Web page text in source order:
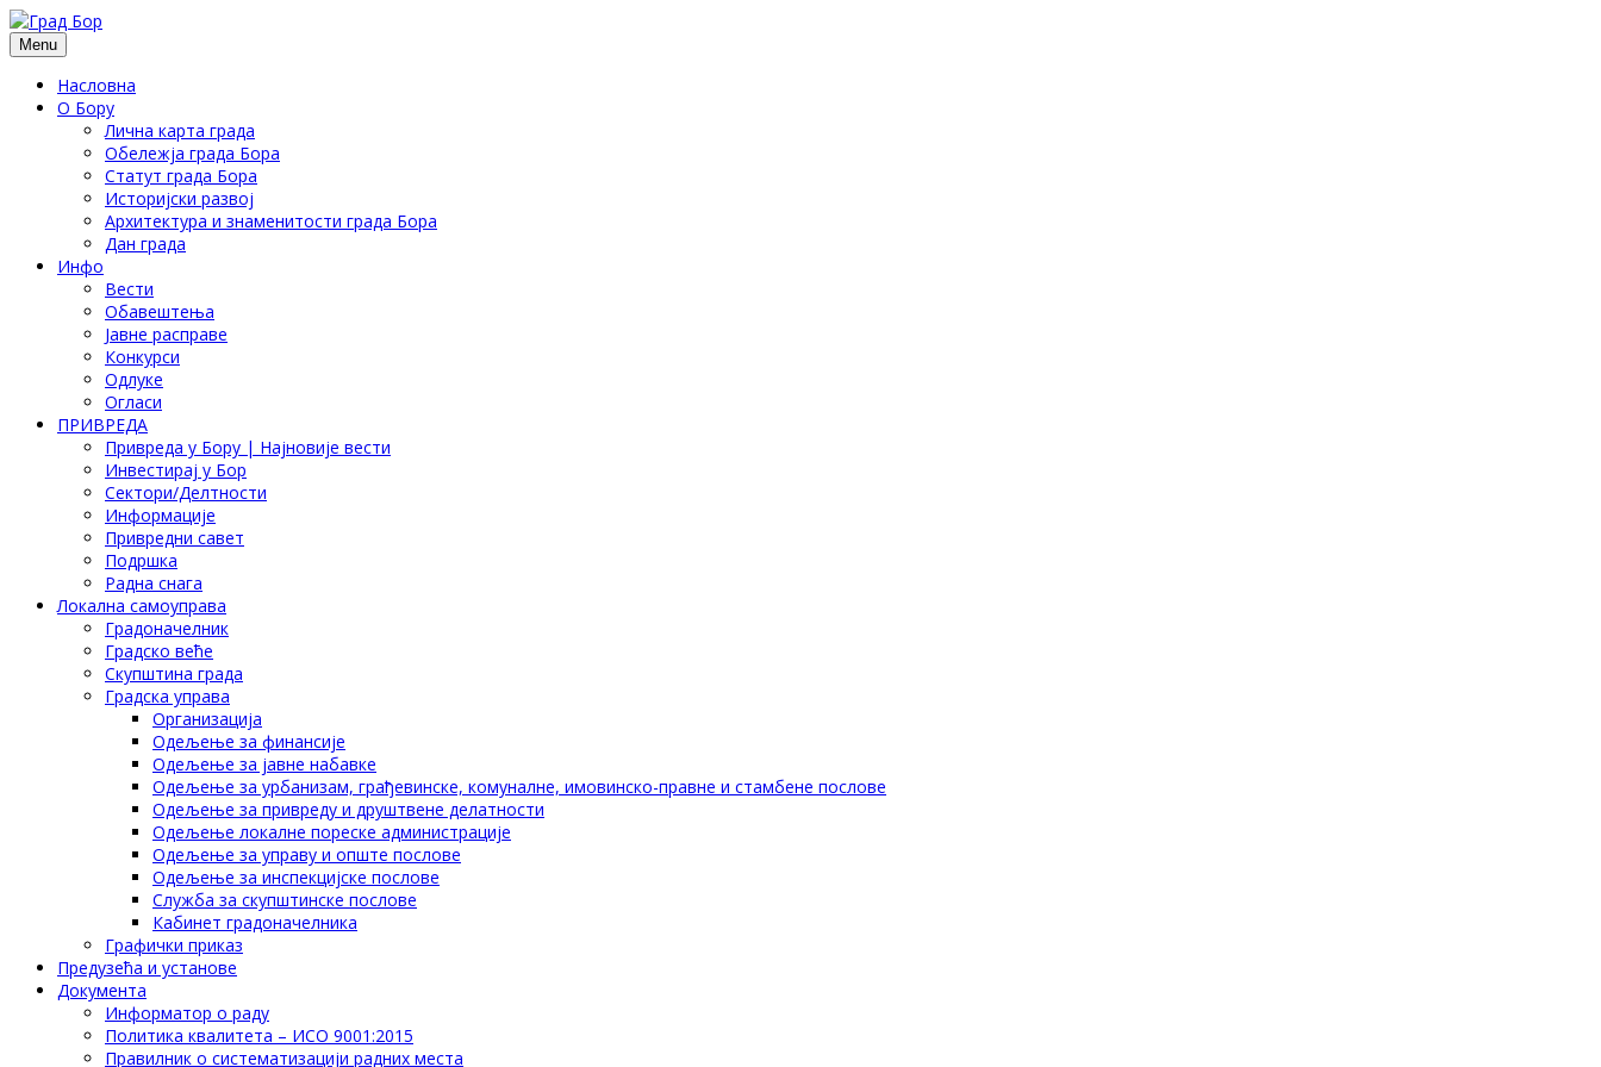
Menu
Насловна
О Бору
Лична карта града
Обележја града Бора
Статут града Бора
Историјски развој
Архитектура и знаменитости града Бора
Дан града
Инфо
Вести
Обавештења
Јавне расправе
Конкурси
Одлуке
Огласи
ПРИВРЕДА
Привреда у Бору | Најновије вести
Инвестирај у Бор
Сектори/Делтности
Информације
Привредни савет
Подршка
Радна снага
Локална самоуправа
Градоначелник
Градско веће
Скупштина града
Градска управа
Организација
Одељење за финансије
Одељење за јавне набавке
Одељење за урбанизам, грађевинске, комуналне, имовинско-правне и стамбене послове
Одељење за привреду и друштвене делатности
Одељење локалне пореске администрације
Одељење за управу и опште послове
Одељење за инспекцијске послове
Служба за скупштинске послове
Кабинет градоначелника
Графички приказ
Предузећа и установе
Документа
Информатор о раду
Политика квалитета – ИСО 9001:2015
Правилник о систематизацији радних места